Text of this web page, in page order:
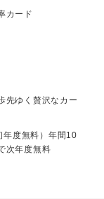
カード
先ゆく贅沢なカー
度無料）年間10
次年度無料